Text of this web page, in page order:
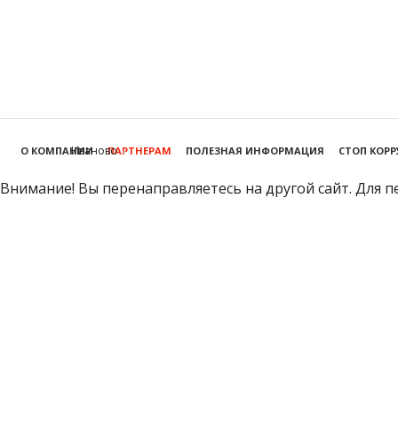
Иваново
О КОМПАНИИ ПАРТНЕРАМ ПОЛЕЗНАЯ ИНФОРМАЦИЯ СТОП
Внимание! Вы перенаправляетесь на другой сайт. Для